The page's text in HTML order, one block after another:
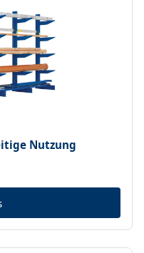
Nutzung